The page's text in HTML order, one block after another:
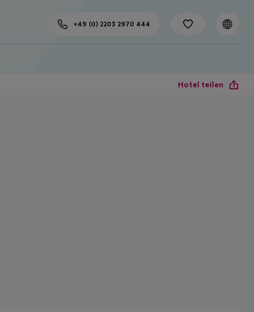
+49 (0) 2203 2970 444
Hotel teilen